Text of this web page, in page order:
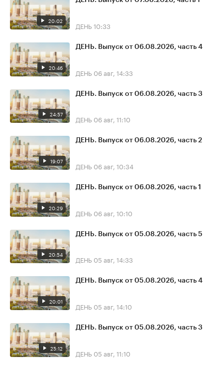
20:02 ДЕНЬ 10:33
20:46
ДЕНЬ. Выпуск от 06.08.2026, часть 4
ДЕНЬ 06 авг, 14:33
24:57
ДЕНЬ. Выпуск от 06.08.2026, часть 3
ДЕНЬ 06 авг, 11:10
19:07
ДЕНЬ. Выпуск от 06.08.2026, часть 2
ДЕНЬ 06 авг, 10:34
20:29
ДЕНЬ. Выпуск от 06.08.2026, часть 1
ДЕНЬ 06 авг, 10:10
20:54
ДЕНЬ. Выпуск от 05.08.2026, часть 5
ДЕНЬ 05 авг, 14:33
20:01
ДЕНЬ. Выпуск от 05.08.2026, часть 4
ДЕНЬ 05 авг, 14:10
25:12
ДЕНЬ. Выпуск от 05.08.2026, часть 3
ДЕНЬ 05 авг, 11:10